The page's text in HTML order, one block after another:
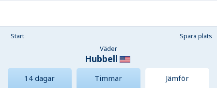
Start
Spara plats
Väder
Hubbell
14 dagar Timmar Jämför